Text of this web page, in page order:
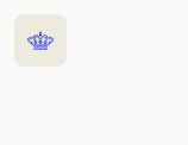
Home